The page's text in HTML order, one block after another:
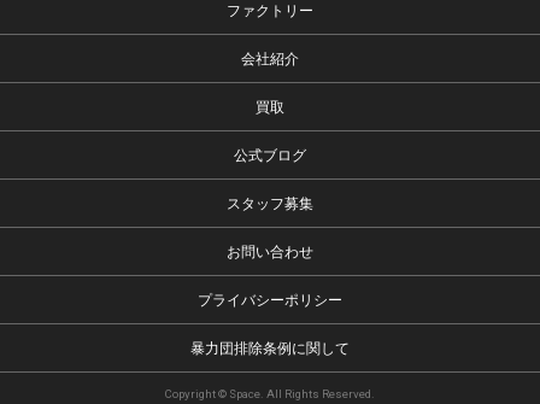
ファクトリー
会社紹介
買取
公式ブログ
スタッフ募集
お問い合わせ
プライバシーポリシー
暴力団排除条例に関して
Copyright © Space. All Rights Reserved.